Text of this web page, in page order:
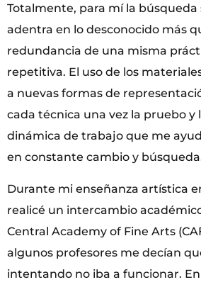
Totalmente, para mí la búsqueda
adentra en lo desconocido más
redundancia de una misma
repetitiva. El uso de los
a nuevas formas de
cada técnica una vez la pruebo y
dinámica de trabajo que me
en constante cambio y
Durante mi enseñanza artística
realicé un intercambio
Central Academy of Fine Arts
algunos profesores me decían
intentando no iba a funcionar.